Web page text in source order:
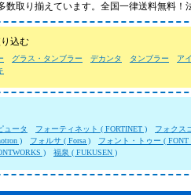
取り揃えています。全国一律送料無料！
込む
グラス・タンブラー デカンタ タンブラー
ア
ュータ フォーティネット ( FORTINET )
フォクス
) フォルサ ( Forsa )
フォント・トゥー ( FONT
) 福泉 ( FUKUSEN )